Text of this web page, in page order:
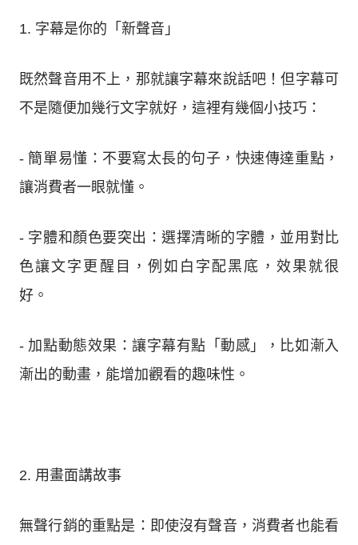
1. 字幕是你的「新聲音」
既然聲音用不上，那就讓字幕來說話吧！但字幕可
不是隨便加幾行文字就好，這裡有幾個小技巧：
- 簡單易懂：不要寫太長的句子，快速傳達重點，
讓消費者一眼就懂。
- 字體和顏色要突出：選擇清晰的字體，並用對比
色讓文字更醒目，例如白字配黑底，效果就很
好。
- 加點動態效果：讓字幕有點「動感」，比如漸入
漸出的動畫，能增加觀看的趣味性。
2. 用畫面講故事
無聲行銷的重點是：即使沒有聲音，消費者也能看